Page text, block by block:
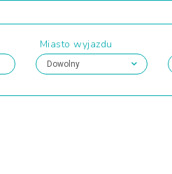
Miasto wyjazdu